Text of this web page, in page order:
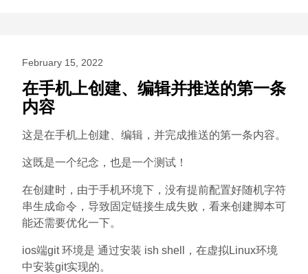
February 15, 2022
在手机上创建、编辑并推送的第一条
内容
这是在手机上创建、编辑，并完成推送的第一条内容。
这既是一个纪念，也是一个测试！
在创建时，由于手机环境下，没有提前配置好随机字符
串生成命令，导致固定链接生成失败，看来创建脚本可
能还需要优化一下。
ios端git 环境是 通过安装 ish shell，在虚拟Linux环境
中安装git实现的。